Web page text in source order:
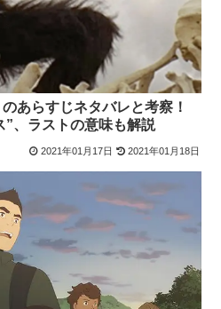
あらすじネタバレと考察！
”、ラストの意味も解説
2021年01月17日 2021年01月18日